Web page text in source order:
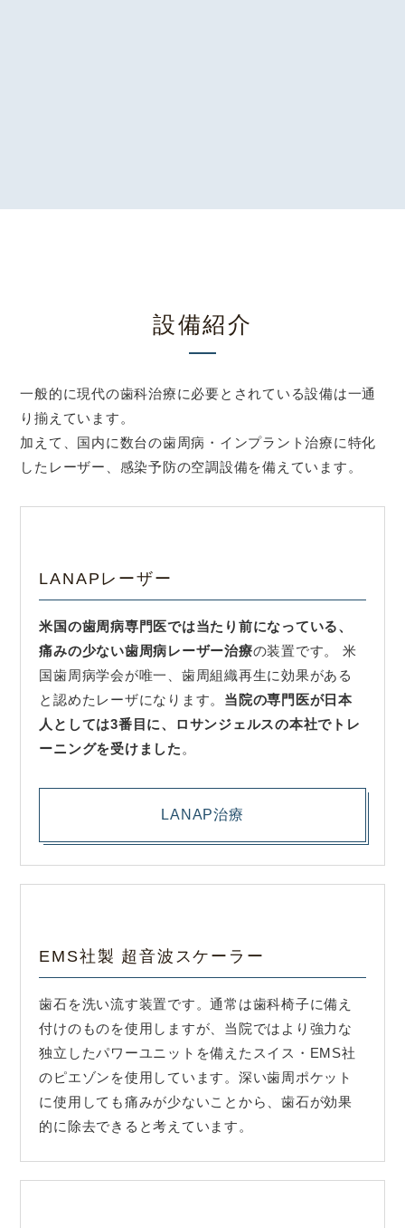
設備紹介
一般的に現代の歯科治療に必要とされている設備は一通
り揃えています。
加えて、国内に数台の歯周病・インプラント治療に特化
したレーザー、感染予防の空調設備を備えています。
LANAPレーザー
米国の歯周病専門医では当たり前になっている、
痛みの少ない歯周病レーザー治療の装置です。 米
国歯周病学会が唯一、歯周組織再生に効果がある
と認めたレーザになります。 当院の専門医が日本
人としては3番目に、ロサンジェルスの本社でトレ
ーニングを受けました 。
LANAP治療
EMS社製 超音波スケーラー
歯石を洗い流す装置です。通常は歯科椅子に備え
付けのものを使用しますが、当院ではより強力な
独立したパワーユニットを備えたスイス・EMS社
のピエゾンを使用しています。 深い歯周ポケット
に使用しても痛みが少ないことから、歯石が効果
的に除去できると考えています。